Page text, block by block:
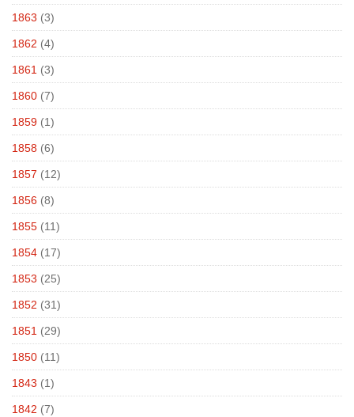
1863 (3)
1862 (4)
1861 (3)
1860 (7)
1859 (1)
1858 (6)
1857 (12)
1856 (8)
1855 (11)
1854 (17)
1853 (25)
1852 (31)
1851 (29)
1850 (11)
1843 (1)
1842 (7)